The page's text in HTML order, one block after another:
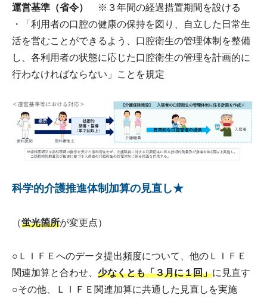
運営基準（省令）
※３年間の経過措置期間を設ける
・「利用者の口腔の健康の保持を図り、自立した日常生
活を営むことができるよう、口腔衛生の管理体制を整備
し、各利用者の状態に応じた口腔衛生の管理を計画的に
行わなければならない」ことを規定
科学的介護推進体制加算の見直し★
（蛍光箇所が変更点）
○ＬＩＦＥへのデータ提出頻度について、他のＬＩＦＥ
関連加算と合わせ、 少なくとも「３月に１回」に見直す
○その他、ＬＩＦＥ関連加算に共通した見直しを実施